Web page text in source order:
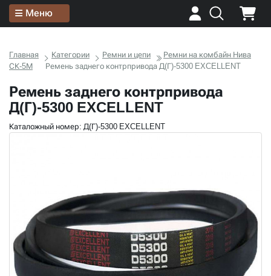
Меню
Главная Категории Ремни и цепи
Ремни на комбайн Нива
СК-5М
Ремень заднего контрпривода Д(Г)-5300 EXCELLENT
Ремень заднего контрпривода
Д(Г)-5300 EXCELLENT
Каталожный номер: Д(Г)-5300 EXCELLENT